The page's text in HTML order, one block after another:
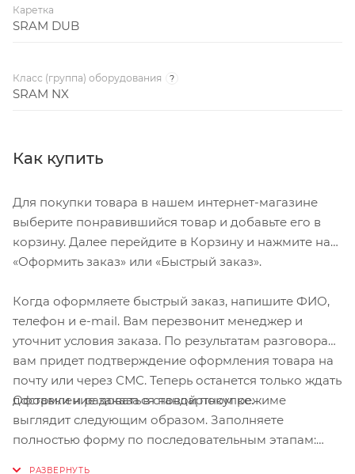
Каретка
SRAM DUB
Класс (группа) оборудования ?
SRAM NX
Как купить
Для покупки товара в нашем интернет-магазине
выберите понравившийся товар и добавьте его в
корзину. Далее перейдите в Корзину и нажмите на
«Оформить заказ» или «Быстрый заказ».
Когда оформляете быстрый заказ, напишите ФИО,
телефон и e-mail. Вам перезвонит менеджер и
уточнит условия заказа. По результатам разговора
вам придет подтверждение оформления товара на
почту или через СМС. Теперь останется только ждать
доставки и радоваться новой покупке.
Оформление заказа в стандартном режиме
выглядит следующим образом. Заполняете
полностью форму по последовательным этапам: